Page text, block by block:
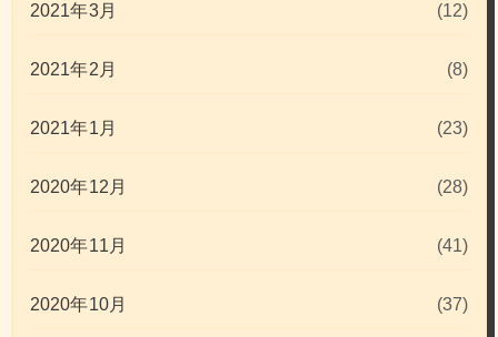
2021年3月 (12)
2021年2月 (8)
2021年1月 (23)
2020年12月 (28)
2020年11月 (41)
2020年10月 (37)